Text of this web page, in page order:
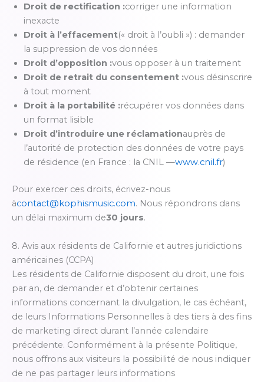
Droit de rectification :corriger une information
inexacte
Droit à l’effacement(« droit à l’oubli ») : demander
la suppression de vos données
Droit d’opposition :vous opposer à un traitement
Droit de retrait du consentement :vous désinscrire
à tout moment
Droit à la portabilité :récupérer vos données dans
un format lisible
Droit d’introduire une réclamationauprès de
l’autorité de protection des données de votre pays
de résidence (en France : la CNIL —www.cnil.fr)
Pour exercer ces droits, écrivez-nous
àcontact@kophismusic.com. Nous répondrons dans
un délai maximum de30 jours.
8. Avis aux résidents de Californie et autres juridictions
américaines (CCPA)
Les résidents de Californie disposent du droit, une fois
par an, de demander et d’obtenir certaines
informations concernant la divulgation, le cas échéant,
de leurs Informations Personnelles à des tiers à des fins
de marketing direct durant l’année calendaire
précédente. Conformément à la présente Politique,
nous offrons aux visiteurs la possibilité de nous indiquer
de ne pas partager leurs informations